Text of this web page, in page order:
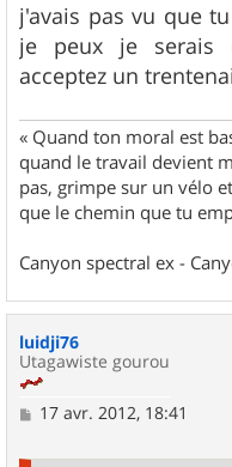
j'avais pas vu que
je peux je serais
acceptez un
« Quand ton moral est
quand le travail devient
pas, grimpe sur un vélo
que le chemin que tu
Canyon spectral ex -
luidji76
Utagawiste gourou
M17 avr. 2012, 18:41